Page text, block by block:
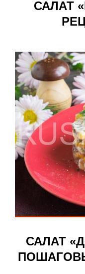
САЛАТ
САЛАТ